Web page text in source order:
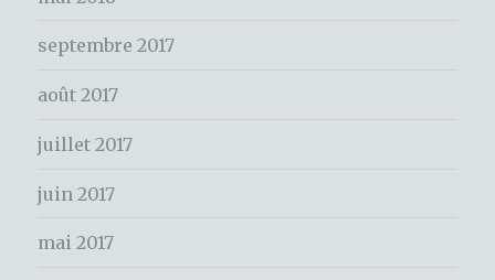
e
:
septembre 2017
août 2017
juillet 2017
juin 2017
mai 2017